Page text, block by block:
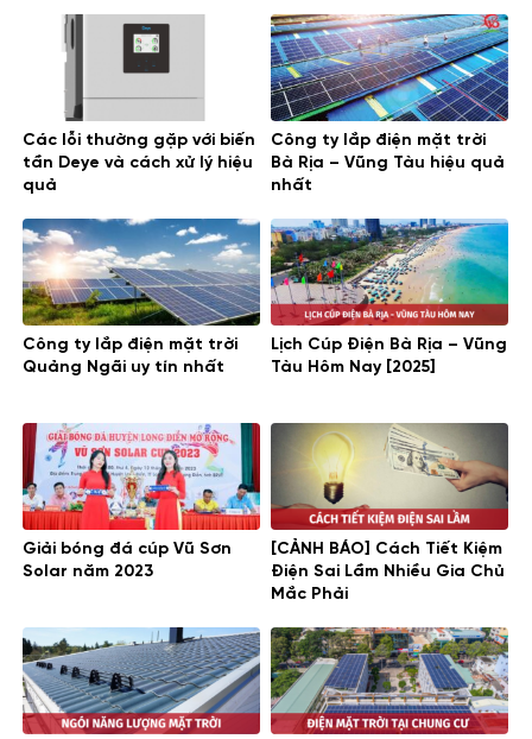
sản xuất pin năng lượng mặt trời công nghệ sản xuất tấm
pin năng lượng mặt trời công nghệ tấm pin mặt trời mới
công nghệ xử lý pin năng lượng mặt trời pin mặt trời
công nghệ màng mỏng
Các lỗi thường gặp với biến
tần Deye và cách xử lý hiệu
quả
Công ty lắp điện mặt trời
Bà Rịa – Vũng Tàu hiệu quả
nhất
Công ty lắp điện mặt trời
Quảng Ngãi uy tín nhất
Lịch Cúp Điện Bà Rịa – Vũng
Tàu Hôm Nay [2025]
Giải bóng đá cúp Vũ Sơn
Solar năm 2023
[CẢNH BÁO] Cách Tiết Kiệm
Điện Sai Lầm Nhiều Gia Chủ
Mắc Phải